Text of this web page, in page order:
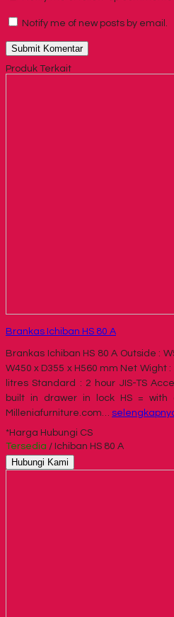
Notify me of new posts by email.
Produk Terkait
Brankas Ichiban HS 80 A
Brankas Ichiban HS 80 A Outside :
W450 x D355 x H560 mm Net Wight
litres Standard : 2 hour JIS-TS
built in drawer in lock HS = with
Milleniafurniture.com…
*Harga Hubungi CS
Tersedia / Ichiban HS 80 A
Hubungi Kami